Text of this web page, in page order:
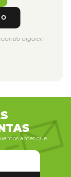
alguien
antes que